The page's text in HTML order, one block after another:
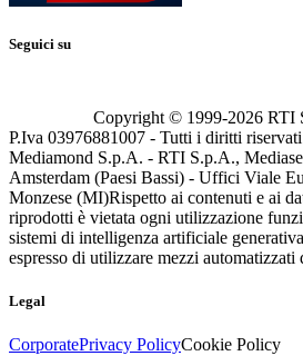
Seguici su
Copyright © 1999-2026 RTI
P.Iva 03976881007 - Tutti i diritti
Mediamond S.p.A. - RTI S.p.A.,
Amsterdam (Paesi Bassi) - Uffici Viale
Monzese (MI)Rispetto ai contenuti e ai
riprodotti è vietata ogni utilizzazione
sistemi di intelligenza artificiale
espresso di utilizzare mezzi automatizzati
Legal
CorporatePrivacy PolicyCookie Policy